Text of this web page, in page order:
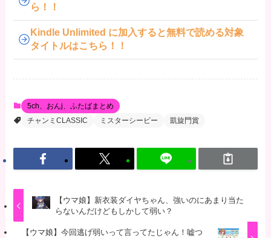
ら！！
Kindle Unlimited に加入すると無料で読める対象
タイトルはこちら！！
5ch、おんj、ふたばまとめ
チャンミCLASSIC
ミスターシービー 凱旋門賞
【ウマ娘】新衣装ダイヤちゃん、強いのにあまり当た
らないんだけどもしかして弱い？
【ウマ娘】今回逃げ弱いって言ってたじゃん！嘘つ